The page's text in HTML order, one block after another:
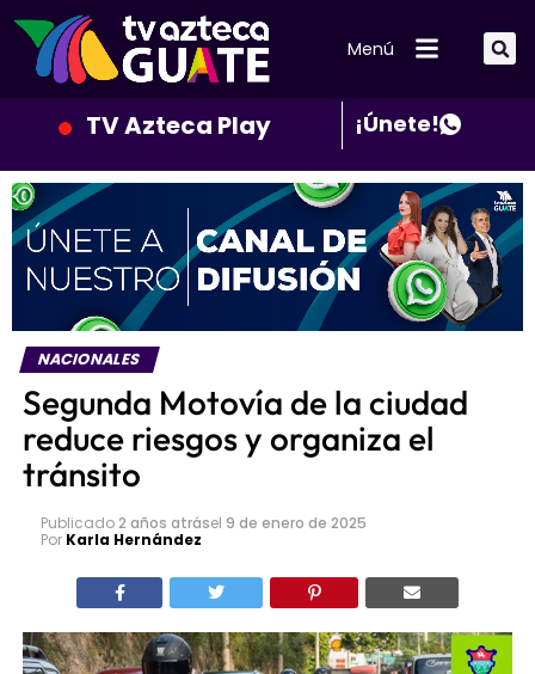
Menú
TV Azteca Play ¡Únete!
NACIONALES
Segunda Motovía de la ciudad
reduce riesgos y organiza el
tránsito
Publicado2 años atrásel 9 de enero de 2025
Por Karla Hernández